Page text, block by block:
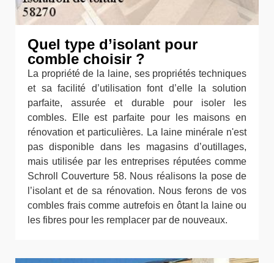
Quel type d’isolant pour
comble choisir ?
La propriété de la laine, ses propriétés techniques
et sa facilité d’utilisation font d’elle la solution
parfaite, assurée et durable pour isoler les
combles. Elle est parfaite pour les maisons en
rénovation et particulières. La laine minérale n'est
pas disponible dans les magasins d’outillages,
mais utilisée par les entreprises réputées comme
Schroll Couverture 58. Nous réalisons la pose de
l’isolant et de sa rénovation. Nous ferons de vos
combles frais comme autrefois en ôtant la laine ou
les fibres pour les remplacer par de nouveaux.